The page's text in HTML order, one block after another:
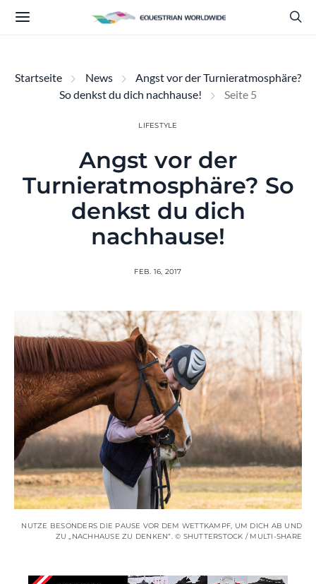
Startseite News
Angst vor der Turnieratmosphäre?
So denkst du dich nachhause!
Seite 5
LIFESTYLE
Angst vor der
Turnieratmosphäre? So
denkst du dich
nachhause!
FEB. 16, 2017
NUTZE BESONDERS DIE PAUSE VOR DEM WETTKAMPF, UM DICH AB UND
ZU „NACHHAUSE ZU DENKEN“. © SHUTTERSTOCK / MULTI-SHARE